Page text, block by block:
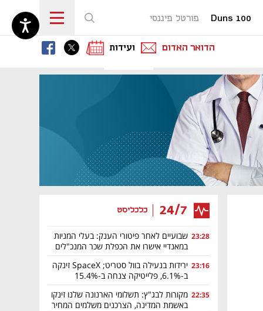
Duns 100 פורטל פיננסי
נפתח בכרטיסייה חדשה
נפתח בכרטיסייה חדשה
ועידות
נפתח בכרטיסייה חדשה
הדואר האדום
24/7 כלכליסט
23:28 שבועיים לאחר פיטורי הענק: בעלי המניות
במאנדיי אישרו את הכפלת שכר המנכ"לים
23:16
ירידות בנעילה בוול סטריט; SpaceX זינקה
ב-6.1%, פלייטיקה צנחה ב-15.4%
22:35 מקורות לבג"ץ: תשלומי הארנונה שלנו זינקו
באשמת המדינה, הצרכנים משלמים המחיר